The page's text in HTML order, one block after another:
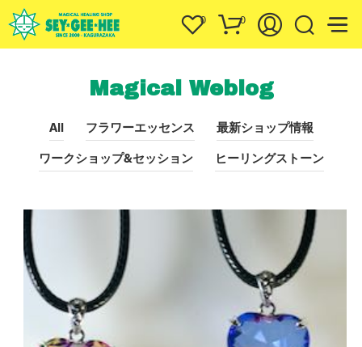
0 0
Magical Weblog
All フラワーエッセンス 最新ショップ情報
ワークショップ&セッション ヒーリングストーン